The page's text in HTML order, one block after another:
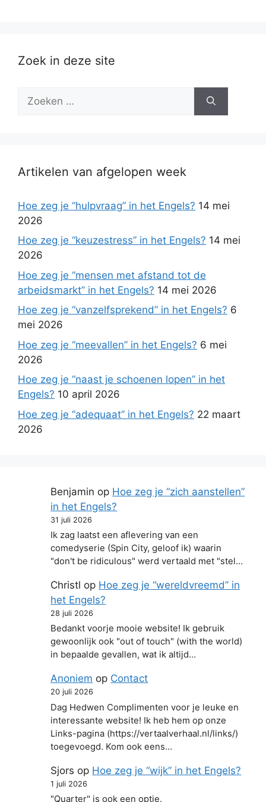
Zoek in deze site
naar:
Artikelen van afgelopen week
Hoe zeg je “hulpvraag” in het Engels? 14 mei
2026
Hoe zeg je “keuzestress” in het Engels? 14 mei
2026
Hoe zeg je “mensen met afstand tot de
arbeidsmarkt” in het Engels? 14 mei 2026
Hoe zeg je “vanzelfsprekend” in het Engels? 6
mei 2026
Hoe zeg je “meevallen” in het Engels? 6 mei
2026
Hoe zeg je “naast je schoenen lopen” in het
Engels? 10 april 2026
Hoe zeg je “adequaat” in het Engels? 22 maart
2026
Benjamin op Hoe zeg je “zich aanstellen”
in het Engels?
31 juli 2026
Ik zag laatst een aflevering van een
comedyserie (Spin City, geloof ik) waarin
"don't be ridiculous" werd vertaald met "stel…
Christl op Hoe zeg je “wereldvreemd” in
het Engels?
28 juli 2026
Bedankt voorje mooie website! Ik gebruik
gewoonlijk ook "out of touch" (with the world)
in bepaalde gevallen, wat ik altijd…
Anoniem op Contact
20 juli 2026
Dag Hedwen Complimenten voor je leuke en
interessante website! Ik heb hem op onze
Links-pagina (https://vertaalverhaal.nl/links/)
toegevoegd. Kom ook eens…
Sjors op Hoe zeg je “wijk” in het Engels?
1 juli 2026
"Quarter" is ook een optie.